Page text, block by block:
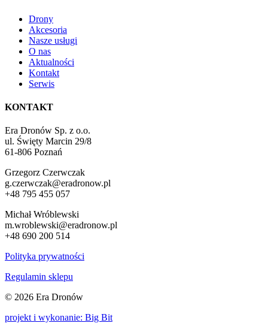
Drony
Akcesoria
Nasze usługi
O nas
Aktualności
Kontakt
Serwis
KONTAKT
Era Dronów Sp. z o.o.
ul. Święty Marcin 29/8
61-806 Poznań
Grzegorz Czerwczak
g.czerwczak@eradronow.pl
+48 795 455 057
Michał Wróblewski
m.wroblewski@eradronow.pl
+48 690 200 514
Polityka prywatności
Regulamin sklepu
© 2026 Era Dronów
projekt i wykonanie: Big Bit